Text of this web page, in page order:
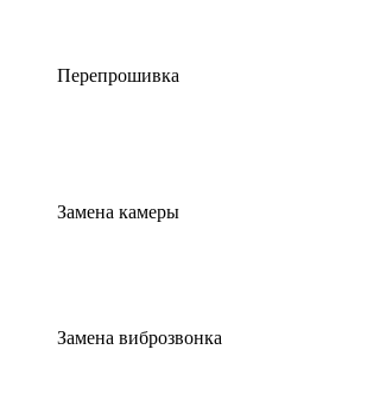
Перепрошивка
Замена камеры
Замена виброзвонка